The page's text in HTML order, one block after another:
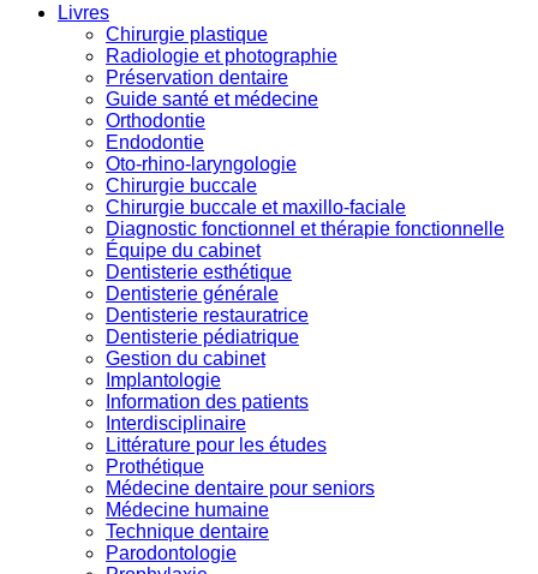
Livres
Chirurgie plastique
Radiologie et photographie
Préservation dentaire
Guide santé et médecine
Orthodontie
Endodontie
Oto-rhino-laryngologie
Chirurgie buccale
Chirurgie buccale et maxillo-faciale
Diagnostic fonctionnel et thérapie fonctionnelle
Équipe du cabinet
Dentisterie esthétique
Dentisterie générale
Dentisterie restauratrice
Dentisterie pédiatrique
Gestion du cabinet
Implantologie
Information des patients
Interdisciplinaire
Littérature pour les études
Prothétique
Médecine dentaire pour seniors
Médecine humaine
Technique dentaire
Parodontologie